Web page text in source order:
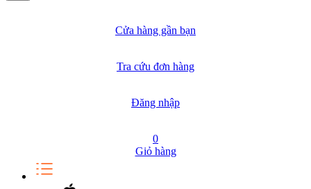
Cửa hàng gần bạn
Tra cứu đơn hàng
Đăng nhập
0
Giỏ hàng